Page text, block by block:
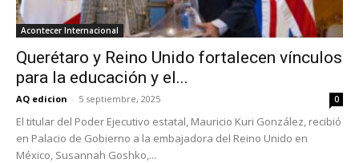
Acontecer Internacional
Querétaro y Reino Unido fortalecen vínculos
para la educación y el...
AQ edicion - 5 septiembre, 2025 0
El titular del Poder Ejecutivo estatal, Mauricio Kuri González, recibió
en Palacio de Gobierno a la embajadora del Reino Unido en
México, Susannah Goshko,...